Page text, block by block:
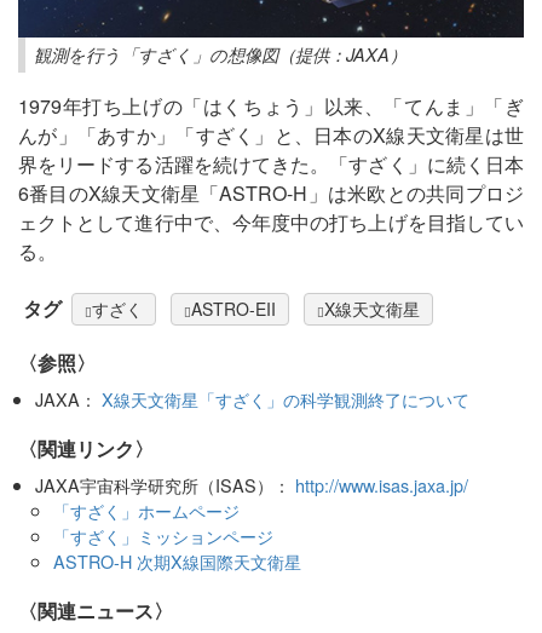
観測を行う「すざく」の想像図（提供：JAXA）
1979年打ち上げの「はくちょう」以来、「てんま」「ぎ
んが」「あすか」「すざく」と、日本のX線天文衛星は世
界をリードする活躍を続けてきた。「すざく」に続く日本
6番目のX線天文衛星「ASTRO-H」は米欧との共同プロジ
ェクトとして進行中で、今年度中の打ち上げを目指してい
る。
タグ すざく ASTRO-EII X線天文衛星
〈参照〉
JAXA：X線天文衛星「すざく」の科学観測終了について
〈関連リンク〉
JAXA宇宙科学研究所（ISAS）： http://www.isas.jaxa.jp/
「すざく」ホームページ
「すざく」ミッションページ
ASTRO-H 次期X線国際天文衛星
〈関連ニュース〉